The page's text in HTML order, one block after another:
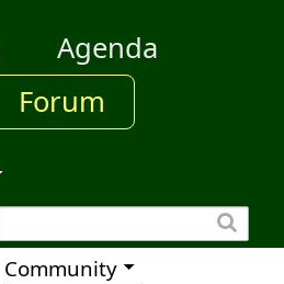
Agenda
Forum
Community